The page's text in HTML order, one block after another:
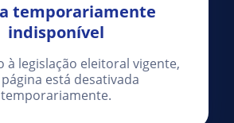
temporariamente
indisponível
à legislação eleitoral vigente,
está desativada
temporariamente.